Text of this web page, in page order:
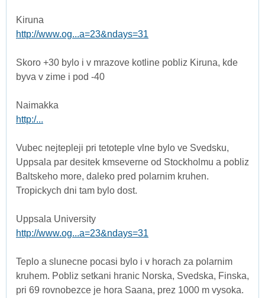
Kiruna
http://www.og...a=23&ndays=31
Skoro +30 bylo i v mrazove kotline pobliz Kiruna, kde
byva v zime i pod -40
Naimakka
http:/...
Vubec nejtepleji pri tetoteple vlne bylo ve Svedsku,
Uppsala par desitek kmseverne od Stockholmu a pobliz
Baltskeho more, daleko pred polarnim kruhen.
Tropickych dni tam bylo dost.
Uppsala University
http://www.og...a=23&ndays=31
Teplo a slunecne pocasi bylo i v horach za polarnim
kruhem. Pobliz setkani hranic Norska, Svedska, Finska,
pri 69 rovnobezce je hora Saana, prez 1000 m vysoka.